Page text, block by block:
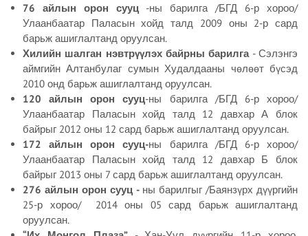
76 айлын орон сууц -ны барилга /БГД 6-р хороо/
Улаанбаатар Паласын хойд талд 2009 оны 2-р сард
барьж ашиглалтанд оруулсан.
Хилийн шалган нэвтрүүлэх байрны барилга- Сэлэнгэ
аймгийн Алтанбулаг сумын Худалдааны чөлөөт бүсэд
2010 онд барьж ашиглалтанд оруулсан.
120 айлын орон сууц-ны барилга /БГД 6-р хороо/
Улаанбаатар Паласын хойд талд 12 давхар А блок
байрыг 2012 оны 12 сард барьж ашиглалтанд оруулсан.
172 айлын орон сууц-ны барилга /БГД 6-р хороо/
Улаанбаатар Паласын хойд талд 12 давхар Б блок
байрыг 2013 оны 7 сард барьж ашиглалтанд оруулсан.
276 айлын орон сууц - ны барилгыг /Баянзүрх дүүргийн
25-р хороо/ 2014 оны 05 сард барьж ашиглалтанд
оруулсан.